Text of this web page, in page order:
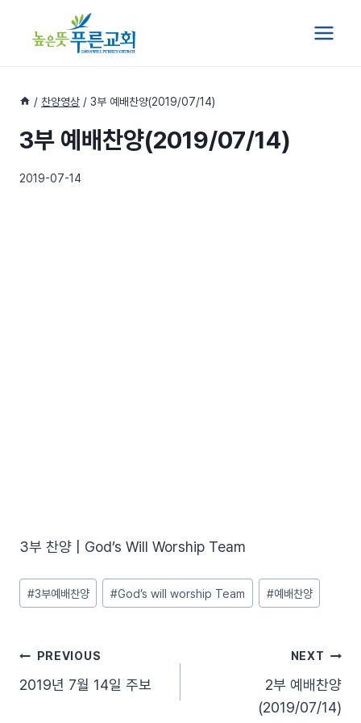
/ 찬양영상 / 3부 예배찬양(2019/07/14)
3부 예배찬양(2019/07/14)
2019-07-14
3부 찬양 | God’s Will Worship Team
Post
Tags:
#3부예배찬양 #God’s will worship Team #예배찬양
글PREVIOUS
2019년 7월 14일 주보
NEXT
2부 예배찬양
(2019/07/14)